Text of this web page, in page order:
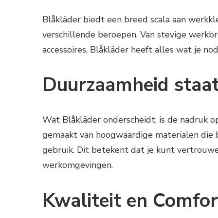
Blåkläder biedt een breed scala aan
verschillende beroepen. Van stevige
accessoires, Blåkläder heeft alles wat je
Duurzaamheid
Wat Blåkläder onderscheidt, is de nadruk
gemaakt van hoogwaardige materialen
gebruik. Dit betekent dat je kunt
werkomgevingen.
Kwaliteit en